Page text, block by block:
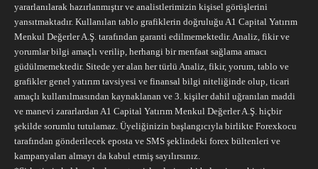
yararlanılarak hazırlanmıştır ve analistlerimizin kişisel görüşlerini
yansıtmaktadır. Kullanılan tablo grafiklerin doğruluğu A1 Capital Yatırım
Menkul Değerler A.Ş. tarafından garanti edilmemektedir. Analiz, fikir ve
yorumlar bilgi amaçlı verilip, herhangi bir menfaat sağlama amacı
güdülmemektedir. Sitede yer alan her türlü Analiz, fikir, yorum, tablo ve
grafikler genel yatırım tavsiyesi ve finansal bilgi niteliğinde olup, ticari
amaçlı kullanılmasından kaynaklanan ve 3. kişiler dahil uğranılan maddi
ve manevi zararlardan A1 Capital Yatırım Menkul Değerler A.Ş. hiçbir
şekilde sorumlu tutulamaz. Üyeliğinizin başlangıcıyla birlikte Forexkocu
tarafından gönderilecek eposta ve SMS şeklindeki forex bültenleri ve
kampanyaları almayı da kabul etmiş sayılırsınız.